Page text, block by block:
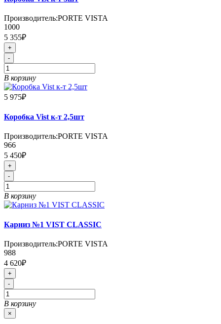
Производитель:PORTE VISTA
1000
5 355₽
+
-
В корзину
5 975₽
Коробка Vist к-т 2,5шт
Производитель:PORTE VISTA
966
5 450₽
+
-
В корзину
Карниз №1 VIST CLASSIC
Производитель:PORTE VISTA
988
4 620₽
+
-
В корзину
×